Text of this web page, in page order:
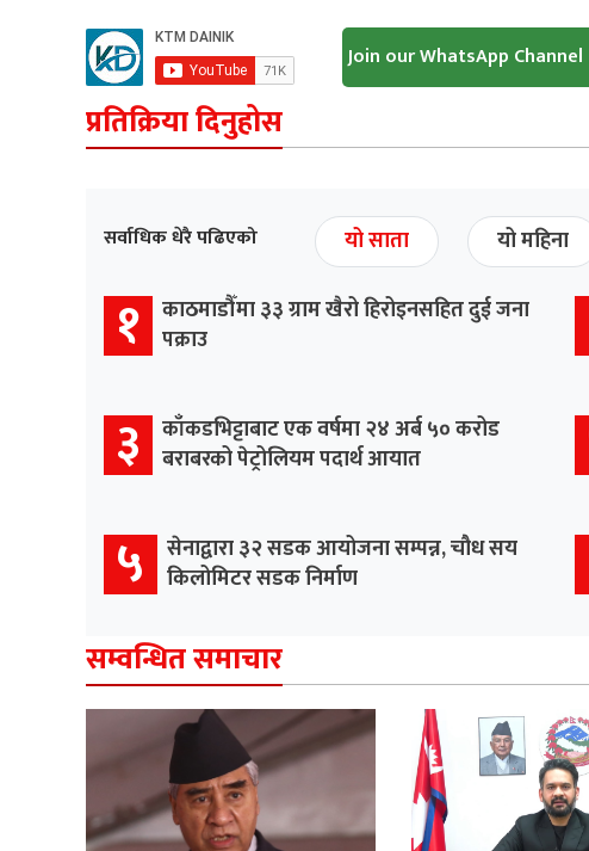
Join our WhatsApp Channel
प्रतिक्रिया दिनुहोस
सर्वाधिक धेरै पढिएको यो साता यो महिना
१
काठमाडौँमा ३३ ग्राम खैरो हिरोइनसहित दुई जना
पक्राउ
३
काँकडभिट्टाबाट एक वर्षमा २४ अर्ब ५० करोड
बराबरको पेट्रोलियम पदार्थ आयात
५
सेनाद्वारा ३२ सडक आयोजना सम्पन्न, चौध सय
किलोमिटर सडक निर्माण
सम्वन्धित समाचार